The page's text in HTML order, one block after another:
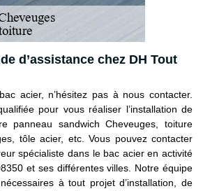
d’assistance chez DH Tout
acier, n’hésitez pas à nous contacter.
pour vous réaliser l’installation de
panneau sandwich Cheveuges, toiture
tôle acier, etc. Vous pouvez contacter
spécialiste dans le bac acier en activité
et ses différentes villes. Notre équipe
à tout projet d’installation, de